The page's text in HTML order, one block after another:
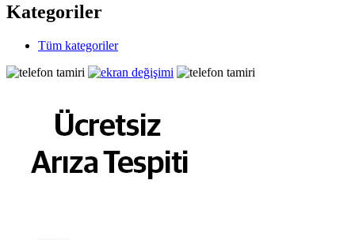
Kategoriler
Tüm kategoriler